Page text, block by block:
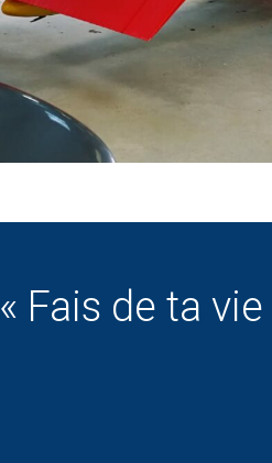
« Fais de ta